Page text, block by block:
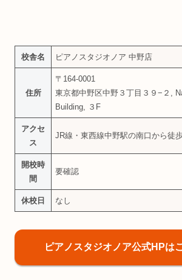
校舎名 ピアノスタジオノア 中野店
住所
〒164-0001
東京都中野区中野３丁目３９−２,
Building, ３F
アクセ
ス
JR線・東西線中野駅の南口から徒
開校時
間
要確認
休校日 なし
ピアノスタジオノア公式HPは